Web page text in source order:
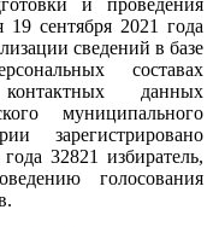
сентября 2021 года
сведений в базе
составах
данных
муниципального
зарегистрировано
32821 избиратель,
голосования